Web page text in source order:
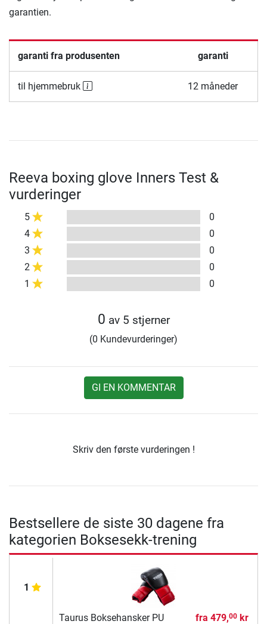
garantien.
garanti fra produsenten garanti
til hjemmebruk 12 måneder
Reeva boxing glove Inners Test &
vurderinger
5
0
4
0
3
0
2
0
1
0
0 av 5 stjerner
(0 Kundevurderinger)
GI EN KOMMENTAR
Skriv den første vurderingen !
Bestsellere de siste 30 dagene fra
kategorien Boksesekk-trening
1
Taurus Boksehansker PU
fra 479,00kr